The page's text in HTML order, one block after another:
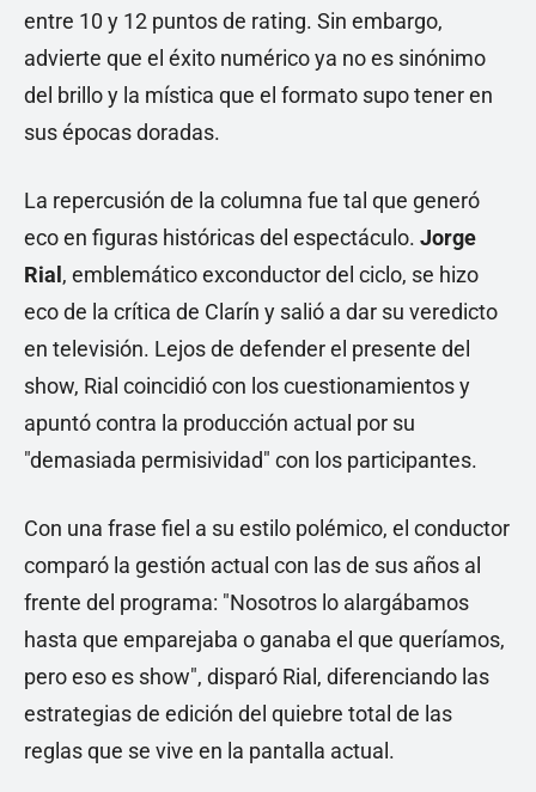
entre 10 y 12 puntos de rating. Sin embargo,
advierte que el éxito numérico ya no es sinónimo
del brillo y la mística que el formato supo tener en
sus épocas doradas.
La repercusión de la columna fue tal que generó
eco en figuras históricas del espectáculo. Jorge
Rial, emblemático exconductor del ciclo, se hizo
eco de la crítica de Clarín y salió a dar su veredicto
en televisión. Lejos de defender el presente del
show, Rial coincidió con los cuestionamientos y
apuntó contra la producción actual por su
"demasiada permisividad" con los participantes.
Con una frase fiel a su estilo polémico, el conductor
comparó la gestión actual con las de sus años al
frente del programa: "Nosotros lo alargábamos
hasta que emparejaba o ganaba el que queríamos,
pero eso es show", disparó Rial, diferenciando las
estrategias de edición del quiebre total de las
reglas que se vive en la pantalla actual.